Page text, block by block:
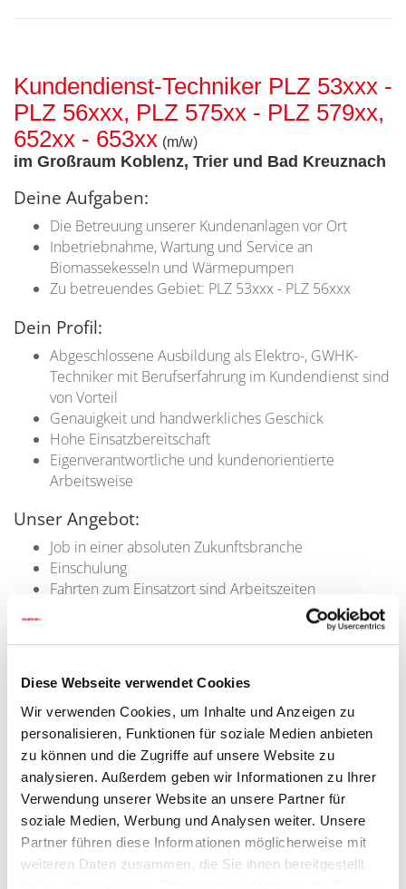
Diese Webseite verwendet Cookies
Wir verwenden Cookies, um Inhalte und Anzeigen zu
personalisieren, Funktionen für soziale Medien anbieten
zu können und die Zugriffe auf unsere Website zu
analysieren. Außerdem geben wir Informationen zu Ihrer
Verwendung unserer Website an unsere Partner für
soziale Medien, Werbung und Analysen weiter. Unsere
Partner führen diese Informationen möglicherweise mit
weiteren Daten zusammen, die Sie ihnen bereitgestellt
Kundendienst-Techniker PLZ 53xxx -
PLZ 56xxx, PLZ 575xx - PLZ 579xx,
652xx - 653xx (m/w)
im Großraum Koblenz, Trier und Bad Kreuznach
Deine Aufgaben:
Die Betreuung unserer Kundenanlagen vor Ort
Inbetriebnahme, Wartung und Service an
Biomassekesseln und Wärmepumpen
Zu betreuendes Gebiet: PLZ 53xxx - PLZ 56xxx
Dein Profil:
Abgeschlossene Ausbildung als Elektro-, GWHK-
Techniker mit Berufserfahrung im Kundendienst sind
von Vorteil
Genauigkeit und handwerkliches Geschick
Hohe Einsatzbereitschaft
Eigenverantwortliche und kundenorientierte
Arbeitsweise
Unser Angebot:
Job in einer absoluten Zukunftsbranche
Einschulung
Fahrten zum Einsatzort sind Arbeitszeiten
Das Monatseinkommen legen wir mit Ihnen
Berufserfahrung fest.
Wir freuen uns auf Deine aussagekräftige Bewerbung:
jobs@solarfocus.de
Kundendienst-Techniker PLZ 640xx ,
641xx, 644xx, 646xx, 65xxx, 670xx,
68xxx, 69xxx (m/w)